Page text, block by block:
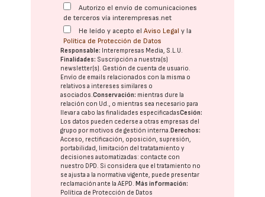
Autorizo el envío de comunicaciones
de terceros vía interempresas.net
He leído y acepto elAviso Legal y la
Política de Protección de Datos
Responsable: Interempresas Media, S.L.U.
Finalidades: Suscripción a nuestra(s)
newsletter(s). Gestión de cuenta de usuario.
Envío de emails relacionados con la misma o
relativos a intereses similares o
asociados.Conservación: mientras dure la
relación con Ud., o mientras sea necesario para
llevar a cabo las finalidades especificadasCesión:
Los datos pueden cederse a otras empresas del
grupo por motivos de gestión interna.Derechos:
Acceso, rectificación, oposición, supresión,
portabilidad, limitación del tratatamiento y
decisiones automatizadas: contacte con
nuestro DPD. Si considera que el tratamiento no
se ajusta a la normativa vigente, puede presentar
reclamación ante laAEPD.Más información:
Política de Protección de Datos